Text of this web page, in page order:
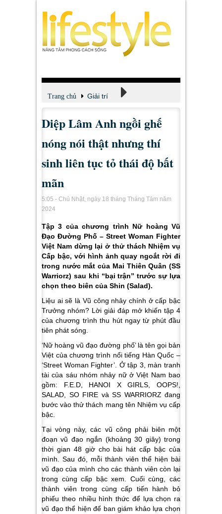
Trang chủ Giải trí
Xem - Nghe - Đọc
Diệp Lâm Anh ngồi ghế
nóng nói thật nhưng thí
sinh liên tục tỏ thái độ bất
mãn
5:05 - Chủ Nhật, ngày 18 tháng Tháng Tám năm
2024
Tập 3 của chương trình Nữ hoàng Vũ
Đạo Đường Phố – Street Woman Fighter
Việt Nam dừng lại ở thử thách Nhiệm vụ
Cấp bậc, với hình ảnh quay ngoắt rời đi
trong nước mắt của Mai Thiên Quân (SS
Warriorz) sau khi “bại trận” trước sự lựa
chọn theo biên của Shin (Salad).
Liệu ai sẽ là Vũ công nhảy chính ở cấp bậc
Trưởng nhóm? Lời giải đáp mở khiến tập 4
của chương trình thu hút ngay từ phút đầu
tiên phát sóng.
‘Nữ hoàng vũ đạo đường phố’ là tên gọi bản
Việt của chương trình nổi tiếng Hàn Quốc –
‘Street Woman Fighter’. Ở tập 3, màn tranh
tài của sáu nhóm nhảy nữ ở Việt Nam bao
gồm: F.E.D, HANOI X GIRLS, OOPS!,
SALAD, SO FIRE và SS WARRIORZ đang
bước vào thử thách mang tên Nhiệm vụ cấp
bậc.
Tại vòng này,các vũ công phải biên một
đoạn vũ đạo ngắn (khoảng 30 giây) trong
thời gian 48 giờ cho bài hát cấp bậc của
mình. Sau đó, mỗi thành viên thể hiện bài
vũ đạo của mình cho các thành viên còn lại
trong cùng cấp bậc xem. Cuối cùng, các
thành viên trong cùng cấp tiến hành bỏ
phiếu theo nhiều hình thức để lựa chọn ra
vũ đạo thể hiện để ban giám khảo lựa chọn